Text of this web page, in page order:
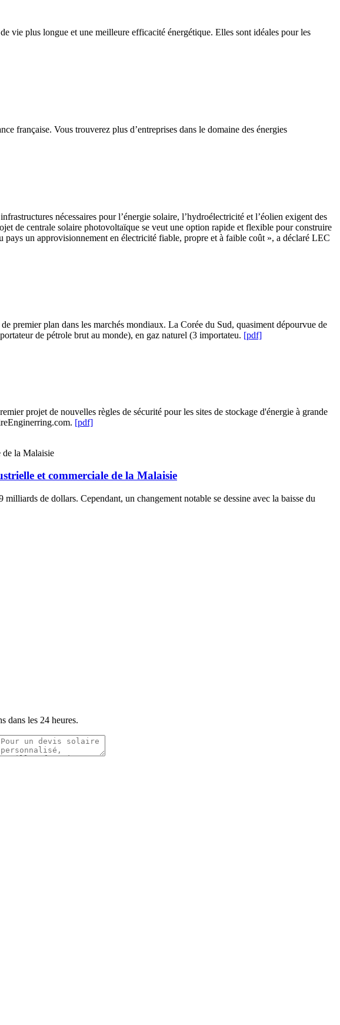
vie plus longue et une meilleure efficacité énergétique. Elles sont idéales pour les
française. Vous trouverez plus d’entreprises dans le domaine des énergies
nécessaires pour l’énergie solaire, l’hydroélectricité et l’éolien exigent des
de centrale solaire photovoltaïque se veut une option rapide et flexible pour construire
pays un approvisionnement en électricité fiable, propre et à faible coût », a déclaré LEC
premier plan dans les marchés mondiaux. La Corée du Sud, quasiment dépourvue de
de pétrole brut au monde), en gaz naturel (3 importateu. [pdf]
projet de nouvelles règles de sécurité pour les sites de stockage d'énergie à grande
[pdf]
et commerciale de la Malaisie
de dollars. Cependant, un changement notable se dessine avec la baisse du
dans les 24 heures.